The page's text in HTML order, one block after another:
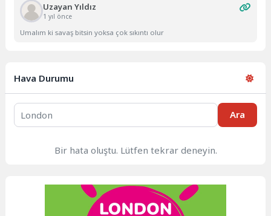
Uzayan Yıldız
1 yıl önce
Umalım ki savaş bitsin yoksa çok sıkıntı olur
Hava Durumu
Ara
Bir hata oluştu. Lütfen tekrar deneyin.